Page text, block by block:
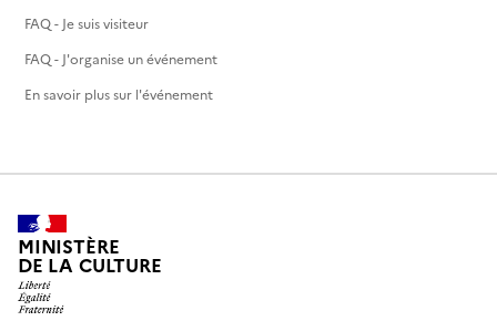
FAQ - Je suis visiteur
FAQ - J'organise un événement
En savoir plus sur l'événement
MINISTÈRE
DE LA CULTURE